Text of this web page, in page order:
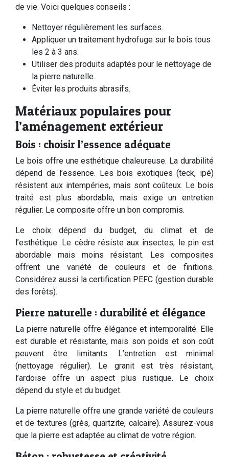
de vie. Voici quelques conseils :
Nettoyer régulièrement les surfaces.
Appliquer un traitement hydrofuge sur le bois tous
les 2 à 3 ans.
Utiliser des produits adaptés pour le nettoyage de
la pierre naturelle.
Éviter les produits abrasifs.
Matériaux populaires pour
l’aménagement extérieur
Bois : choisir l’essence adéquate
Le bois offre une esthétique chaleureuse. La durabilité
dépend de l’essence. Les bois exotiques (teck, ipé)
résistent aux intempéries, mais sont coûteux. Le bois
traité est plus abordable, mais exige un entretien
régulier. Le composite offre un bon compromis.
Le choix dépend du budget, du climat et de
l’esthétique. Le cèdre résiste aux insectes, le pin est
abordable mais moins résistant. Les composites
offrent une variété de couleurs et de finitions.
Considérez aussi la certification PEFC (gestion durable
des forêts).
Pierre naturelle : durabilité et élégance
La pierre naturelle offre élégance et intemporalité. Elle
est durable et résistante, mais son poids et son coût
peuvent être limitants. L’entretien est minimal
(nettoyage régulier). Le granit est très résistant,
l’ardoise offre un aspect plus rustique. Le choix
dépend du style et du budget.
La pierre naturelle offre une grande variété de couleurs
et de textures (grès, quartzite, calcaire). Assurez-vous
que la pierre est adaptée au climat de votre région.